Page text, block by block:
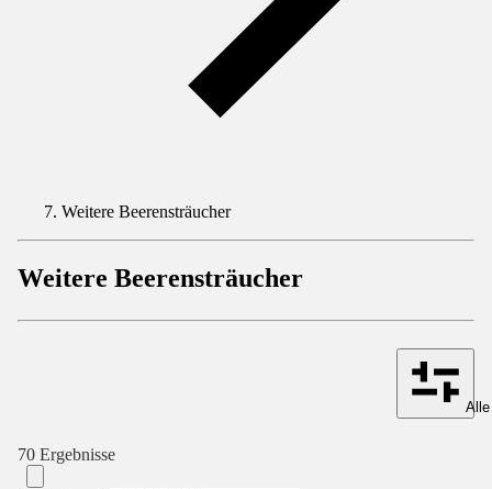
Weitere Beerensträucher
Weitere Beerensträucher
70 Ergebnisse